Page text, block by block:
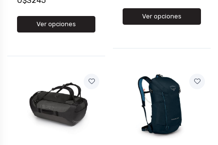
Ver opciones
Ver opciones